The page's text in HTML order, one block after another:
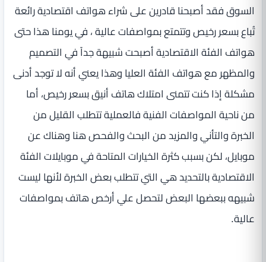
السوق فقد أصبحنا قادرين على شراء هواتف اقتصادية رائعة
تُباع بسعر رخيص وتتمتع بمواصفات عالية ، في يومنا هذا حتى
هواتف الفئة الاقتصادية أصبحت شبيهة جداً في التصميم
والمظهر مع هواتف الفئة العليا وهذا يعني أنه لا توجد أدنى
مشكلة إذا كنت تتمنى امتلاك هاتف أنيق بسعر رخيص، أما
من ناحية المواصفات الفنية فالعملية تتطلب القليل من
الخبرة والتأني والمزيد من البحث والفحص هنا وهناك عن
موبايل، لكن بسبب كثرة الخيارات المتاحة في موبايلات الفئة
الاقتصادية بالتحديد هي التي تتطلب بعض الخبرة لأنها ليست
شبيهه ببعضها البعض لتحصل علي أرخص هاتف بمواصفات
عالية.